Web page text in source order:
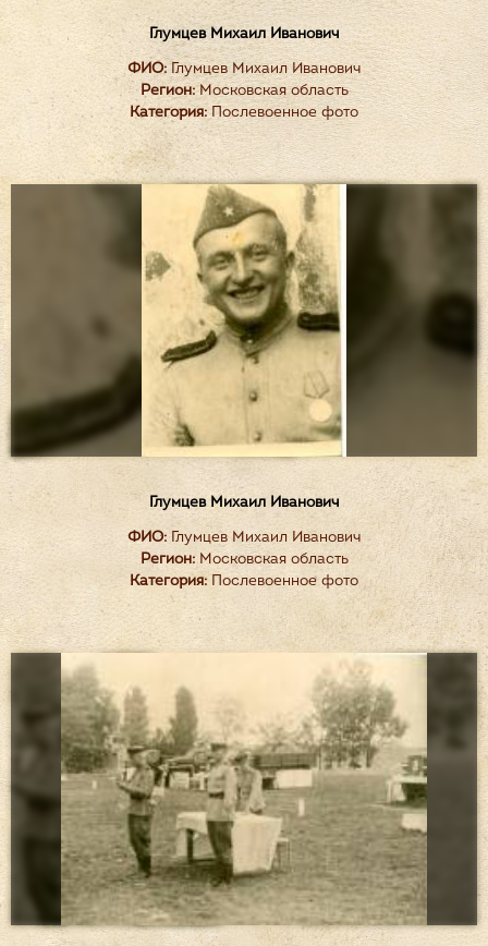
Глумцев Михаил Иванович
ФИО:Глумцев Михаил Иванович
Регион:Московская область
Категория:Послевоенное фото
Глумцев Михаил Иванович
ФИО: Глумцев Михаил Иванович
Регион:Московская область
Категория: Послевоенное фото